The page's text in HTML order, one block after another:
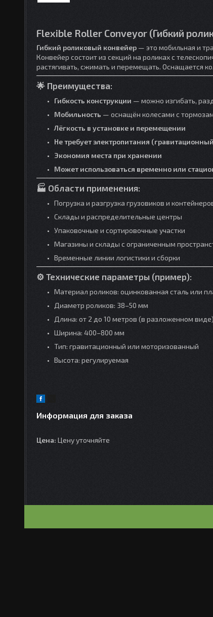
Flexible Roller Conveyor (Гибкий
Гибкий роликовый конвейер — это мобильная и
Конвейер состоит из секций на роликах с
растягивать, сжимать и перемещать. Оснащается
🌟 Преимущества:
Гибкость конструкции — можно изгибать,
Мобильность — оснащён колесами с
Лёгкость в установке и перемещении
Не требует электропитания
Экономия места при хранении
Может использоваться временно или
🏭 Области применения:
Погрузка и разгрузка грузовиков и
Склады и распределительные центры
Упаковочные и сортировочные участки
Магазины и склады с ограниченным
Временные линии логистики и сборки
⚙️ Технические параметры (пример):
Материал роликов: оцинкованная сталь или
Диаметр роликов: 38–50 мм
Длина: от 2 до 10 метров (в разложенном виде)
Ширина: 400–800 мм
Тип: гравитационный или моторизованный
Высота: регулируемая
Информация для заказа
Цена: Цену уточняйте